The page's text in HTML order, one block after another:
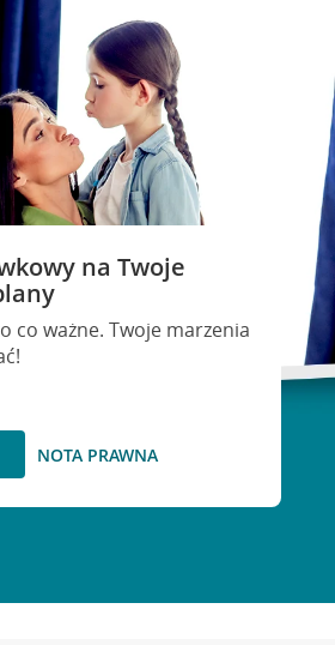
na Twoje
co ważne. Twoje marzenia
NOTA PRAWNA